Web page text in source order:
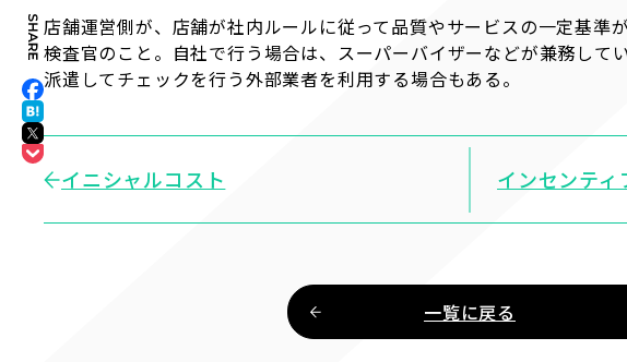
店舗運営側が、店舗が社内ルールに従って品質やサービスの一定基準
検査官のこと。自社で行う場合は、スーパーバイザーなどが兼務して
派遣してチェックを行う外部業者を利用する場合もある。
イニシャルコスト インセンティ
一覧に戻る